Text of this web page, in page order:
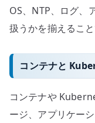
OS、NTP、ログ、
扱うかを揃えること
コンテナと
コンテナや
ージ、アプリケー